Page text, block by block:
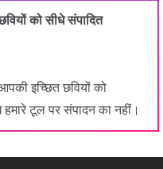
को सीधे संपादित
इच्छित छवियों को
टूल पर संपादन का नहीं।